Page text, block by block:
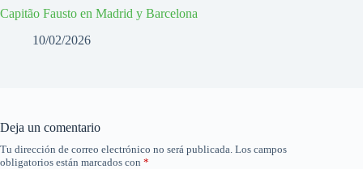
Capitão Fausto en Madrid y Barcelona
10/02/2026
Deja un comentario
Tu dirección de correo electrónico no será publicada. Los campos
obligatorios están marcados con *